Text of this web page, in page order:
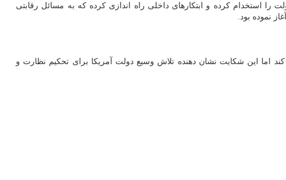
استخدام کرده و ابتکارهای داخلی راه اندازی کرده که به مسائل رقابتی
اما این شکایت نشان دهنده تلاش وسیع دولت آمریکا برای تحکیم نظارت و